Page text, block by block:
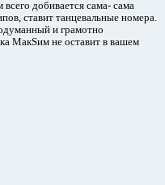
добивается сама- сама
ставит танцевальные номера.
и грамотно
МакSим не оставит в вашем